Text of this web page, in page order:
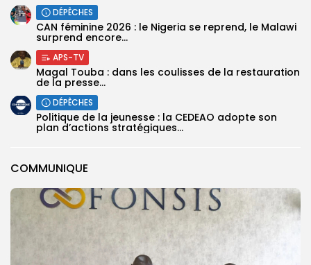
COMMUNIQUE
DÉPÊCHES
‎CAN féminine 2026 : le Nigeria se reprend, le Malawi
surprend encore...
APS-TV
Magal Touba : dans les coulisses de la restauration
de la presse...
DÉPÊCHES
Politique de la jeunesse : la CEDEAO adopte son
plan d’actions stratégiques...